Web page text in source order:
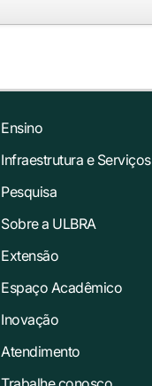
Ensino
Infraestrutura e Serviços
Pesquisa
Sobre a ULBRA
Extensão
Espaço Acadêmico
Inovação
Atendimento